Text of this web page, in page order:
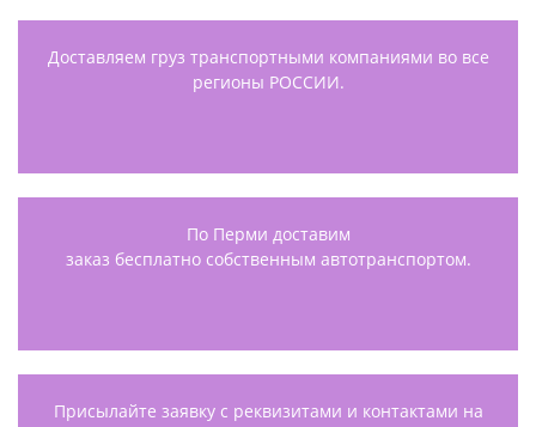
Доставляем груз транспортными компаниями во все
регионы РОССИИ.
По Перми доставим
заказ бесплатно собственным автотранспортом.
Присылайте заявку с реквизитами и контактами на